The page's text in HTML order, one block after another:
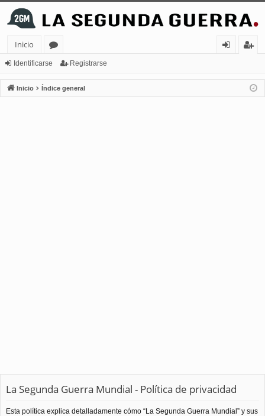
Inicio
or
os
nt
ifi
ist
ra
Identificarse Registrarse
Inicio Índice general
La Segunda Guerra Mundial - Política de privacidad
Esta política explica detalladamente cómo “La Segunda Guerra Mundial” y sus